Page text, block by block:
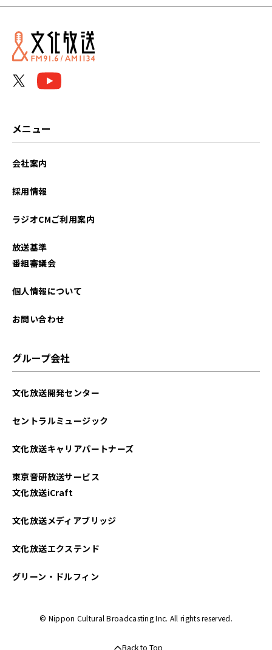
メニュー
会社案内
採用情報
ラジオCMご利用案内
放送基準
番組審議会
個人情報について
お問い合わせ
グループ会社
文化放送開発センター
セントラルミュージック
文化放送キャリアパートナーズ
東京音研放送サービス
文化放送iCraft
文化放送メディアブリッジ
文化放送エクステンド
グリーン・ドルフィン
© Nippon Cultural Broadcasting Inc. All rights reserved.
Back to Top